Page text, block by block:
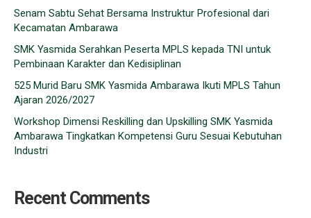
Senam Sabtu Sehat Bersama Instruktur Profesional dari
Kecamatan Ambarawa
SMK Yasmida Serahkan Peserta MPLS kepada TNI untuk
Pembinaan Karakter dan Kedisiplinan
525 Murid Baru SMK Yasmida Ambarawa Ikuti MPLS Tahun
Ajaran 2026/2027
Workshop Dimensi Reskilling dan Upskilling SMK Yasmida
Ambarawa Tingkatkan Kompetensi Guru Sesuai Kebutuhan
Industri
Recent Comments